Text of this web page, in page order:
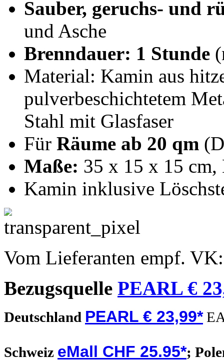
Sauber, geruchs- und
und Asche
Brenndauer: 1 Stunde
Material: Kamin aus
pulverbeschichtetem
Stahl mit Glasfaser
Für Räume ab 20 qm
Maße: 35 x 15 x 15 cm,
Kamin inklusive
Vom Lieferanten empf.
Bezugsquelle PEARL €
Deutschland PEARL € 23,99*
Schweiz eMall CHF 25.95*;